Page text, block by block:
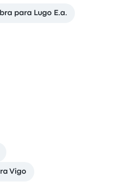
para Lugo E.a.
Vigo